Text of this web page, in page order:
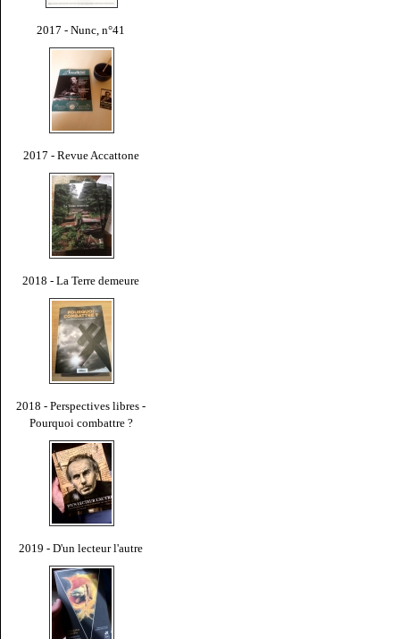
2017 - Nunc, n°41
2017 - Revue Accattone
2018 - La Terre demeure
2018 - Perspectives libres -
Pourquoi combattre ?
2019 - D'un lecteur l'autre